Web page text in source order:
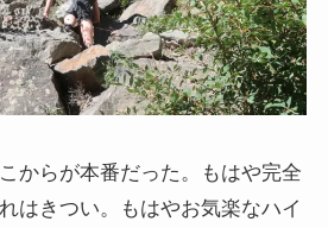
からが本番だった。もはや完全
はきつい。もはやお気楽なハイ